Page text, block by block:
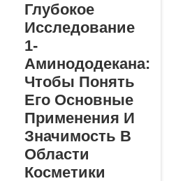
фактов о
производстве
является
использование
специальных
химических
соединений, таких как
олеиламин.
Олеиламин — это
уникальное
соединение, которое
Глубокое
Исследование
1-
Аминододекана:
Чтобы Понять
Его Основные
Применения И
Значимость В
Области
Косметики